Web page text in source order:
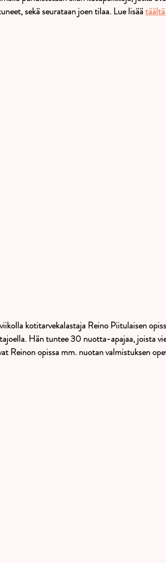
sekä seurataan joen tilaa. Lue lisää täältä
kotitarvekalastaja Reino Piitulaisen
Hän tuntee 30 nuotta-apajaa, joista
Reinon opissa mm. nuotan valmistuksen